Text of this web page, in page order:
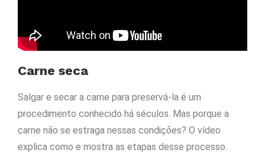
Carne seca
Salgar e secar a carne para preservá-la é um
procedimento conhecido há séculos. Mas porque a
carne não se estraga nessas condições? O vídeo
explica como e mostra as etapas desse processo.